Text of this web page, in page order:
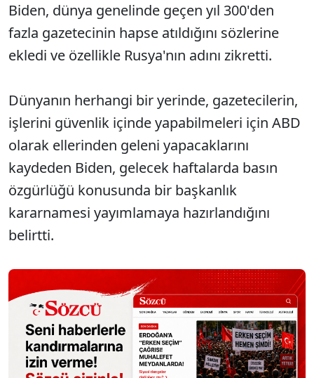
Biden, dünya genelinde geçen yıl 300'den
fazla gazetecinin hapse atıldığını sözlerine
ekledi ve özellikle Rusya'nın adını zikretti.
Dünyanın herhangi bir yerinde, gazetecilerin,
işlerini güvenlik içinde yapabilmeleri için ABD
olarak ellerinden geleni yapacaklarını
kaydeden Biden, gelecek haftalarda basın
özgürlüğü konusunda bir başkanlık
kararnamesi yayımlamaya hazırlandığını
belirtti.